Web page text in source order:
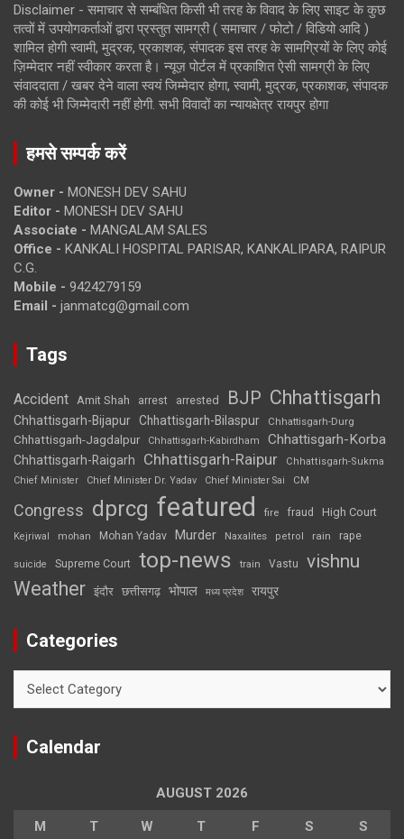
Disclaimer - समाचार से सम्बंधित किसी भी तरह के विवाद के लिए साइट के कुछ
तत्वों में उपयोगकर्ताओं द्वारा प्रस्तुत सामग्री ( समाचार / फोटो / विडियो आदि )
शामिल होगी स्वामी, मुद्रक, प्रकाशक, संपादक इस तरह के सामग्रियों के लिए कोई
ज़िम्मेदार नहीं स्वीकार करता है। न्यूज़ पोर्टल में प्रकाशित ऐसी सामग्री के लिए
संवाददाता / खबर देने वाला स्वयं जिम्मेदार होगा, स्वामी, मुद्रक, प्रकाशक, संपादक
की कोई भी जिम्मेदारी नहीं होगी. सभी विवादों का न्यायक्षेत्र रायपुर होगा
हमसे सम्पर्क करें
Owner - MONESH DEV SAHU
Editor - MONESH DEV SAHU
Associate - MANGALAM SALES
Office - KANKALI HOSPITAL PARISAR, KANKALIPARA, RAIPUR
C.G.
Mobile - 9424279159
Email - janmatcg@gmail.com
Tags
Accident Amit Shah arrest arrested BJP Chhattisgarh
Chhattisgarh-Bijapur Chhattisgarh-Bilaspur Chhattisgarh-Durg
Chhattisgarh-Jagdalpur Chhattisgarh-Kabirdham Chhattisgarh-Korba
Chhattisgarh-Raigarh Chhattisgarh-Raipur
Chhattisgarh-Sukma
Chief Minister
Chief Minister Dr. Yadav Chief Minister Sai CM
Congress dprcg featured fire fraud High Court
Kejriwal mohan Mohan Yadav Murder Naxalites petrol rain rape
suicide Supreme Court top-news train Vastu vishnu
Weather इंदौर छत्तीसगढ़ भोपाल मध्य प्रदेश रायपुर
Categories
Calendar
AUGUST 2026
M T W T F S S